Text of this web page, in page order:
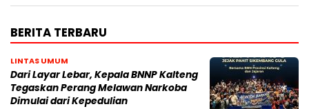
BERITA TERBARU
LINTAS UMUM
Dari Layar Lebar, Kepala BNNP Kalteng
Tegaskan Perang Melawan Narkoba
Dimulai dari Kepedulian